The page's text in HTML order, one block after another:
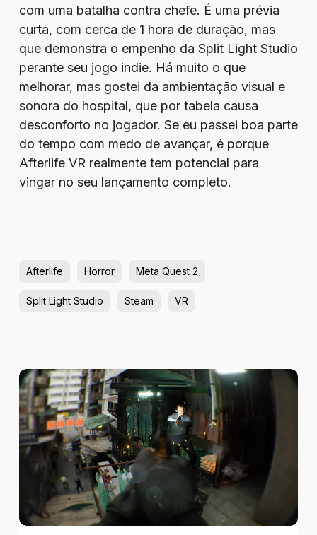
com uma batalha contra chefe. É uma prévia
curta, com cerca de 1 hora de duração, mas
que demonstra o empenho da Split Light Studio
perante seu jogo indie. Há muito o que
melhorar, mas gostei da ambientação visual e
sonora do hospital, que por tabela causa
desconforto no jogador. Se eu passei boa parte
do tempo com medo de avançar, é porque
Afterlife VR realmente tem potencial para
vingar no seu lançamento completo.
Afterlife Horror Meta Quest 2
Split Light Studio Steam VR
Better
Than
Dead
mete
chumbo
grosso
realidade